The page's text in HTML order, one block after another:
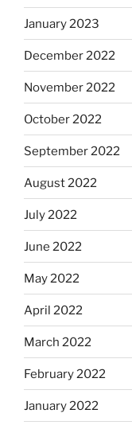
January 2023
December 2022
November 2022
October 2022
September 2022
August 2022
July 2022
June 2022
May 2022
April 2022
March 2022
February 2022
January 2022